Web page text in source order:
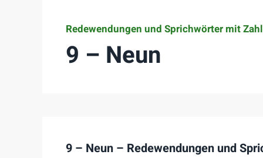
Redewendungen und Sprichwörter mit
9 – Neun
9 – Neun – Redewendungen und